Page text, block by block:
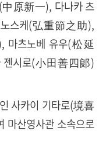
原新一), 다나카 츠
스케(弘重節之助),
마츠노베 유우(松延
젠시로(小田善四郞)
사카이 기타로(境喜
산영사관 소속으로